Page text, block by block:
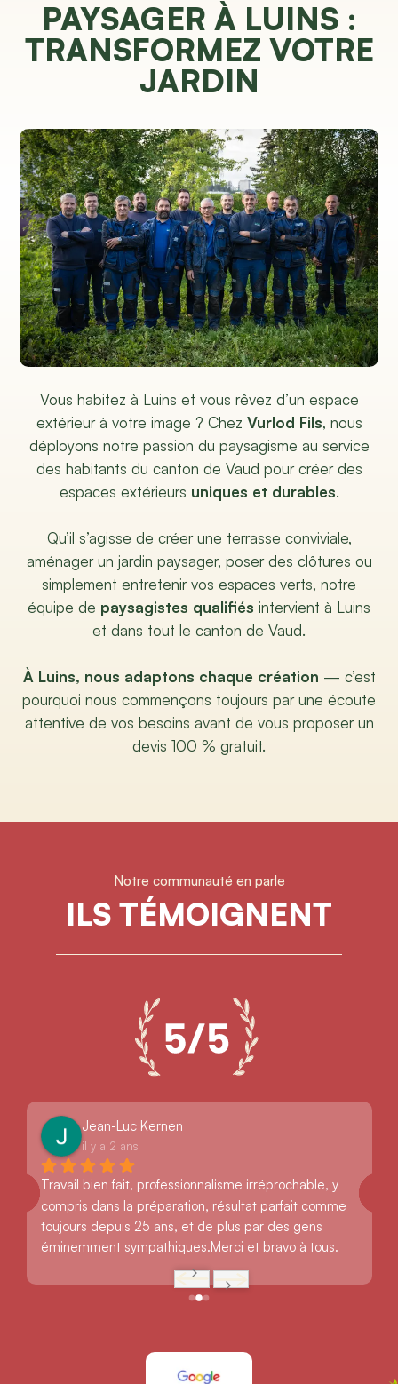
PAYSAGER À LUINS :
TRANSFORMEZ VOTRE
JARDIN
Vous habitez à Luins et vous rêvez d’un espace
extérieur à votre image ? Chez Vurlod Fils, nous
déployons notre passion du paysagisme au service
des habitants du canton de Vaud pour créer des
espaces extérieurs uniques et durables.
Qu’il s’agisse de créer une terrasse conviviale,
aménager un jardin paysager, poser des clôtures ou
simplement entretenir vos espaces verts, notre
équipe de paysagistes qualifiés intervient à Luins
et dans tout le canton de Vaud.
À Luins, nous adaptons chaque création — c’est
pourquoi nous commençons toujours par une écoute
attentive de vos besoins avant de vous proposer un
devis 100 % gratuit.
Notre communauté en parle
ILS TÉMOIGNENT
Jean-Luc Kernen
il y a 2 ans
Travail bien fait, professionnalisme irréprochable, y
compris dans la préparation, résultat parfait comme
toujours depuis 25 ans, et de plus par des gens
éminemment sympathiques.Merci et bravo à tous.